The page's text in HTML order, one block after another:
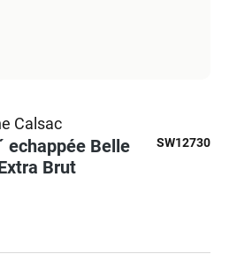
Calsac
echappée Belle
Brut
SW12730